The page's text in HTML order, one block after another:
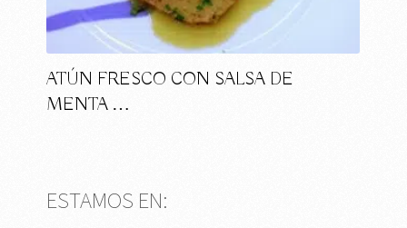
ATÚN FRESCO CON SALSA DE
MENTA …
ESTAMOS EN: